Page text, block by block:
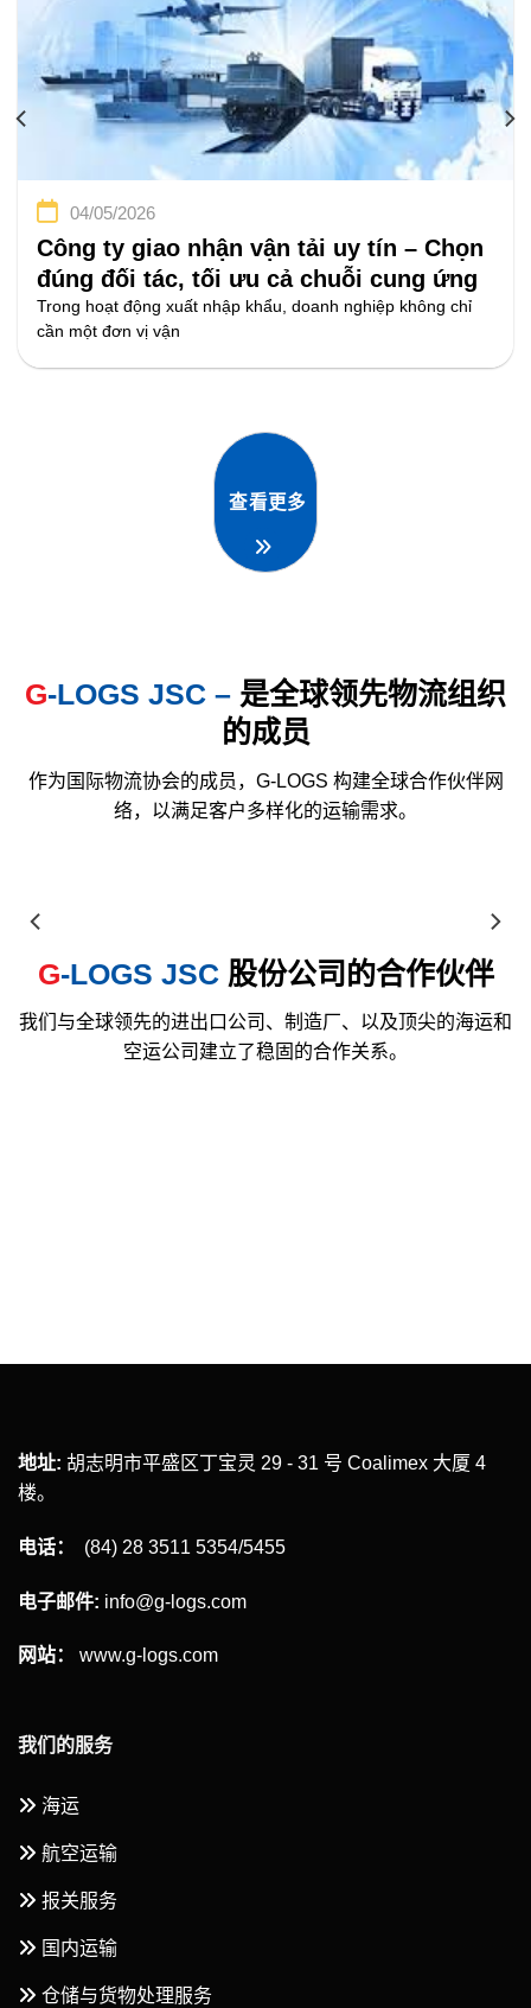
Công ty giao nhận vận tải uy tín – Chọn
đúng đối tác, tối ưu cả chuỗi cung ứng
04/05/2026
Trong hoạt động xuất nhập khẩu, doanh nghiệp không chỉ
cần một đơn vị vận
查看更多
G-LOGS JSC – 是全球领先物流组织
的成员
作为国际物流协会的成员，G-LOGS 构建全球合作伙伴网
络，以满足客户多样化的运输需求。
G-LOGS JSC股份公司的合作伙伴
我们与全球领先的进出口公司、制造厂、以及顶尖的海运和
空运公司建立了稳固的合作关系。
地址: 胡志明市平盛区丁宝灵 29 - 31 号 Coalimex 大厦 4
楼。
电话： (84) 28 3511 5354/5455
电子邮件: info@g-logs.com
网站： www.g-logs.com
我们的服务
海运
航空运输
报关服务
国内运输
仓储与货物处理服务